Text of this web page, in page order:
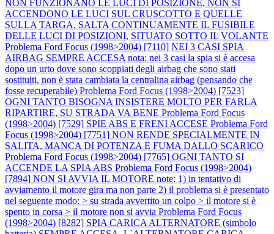
NON FUNZIONANO LE LUCI DI POSIZIONE, NON SI
ACCENDONO LE LUCI SUL CRUSCOTTO E QUELLE
SULLA TARGA. SALTA CONTINUAMENTE IL FUSIBILE
DELLE LUCI DI POSIZIONI, SITUATO SOTTO IL VOLANTE
Problema Ford Focus (1998>2004) [7110] NEI 3 CASI SPIA
AIRBAG SEMPRE ACCESA nota: nei 3 casi la spia si è accesa
dopo un urto dove sono scoppiati degli airbag che sono stati
sostituiti, non è stata cambiata la centralina airbag (pensando che
fosse recuperabile) Problema Ford Focus (1998>2004) [7523]
OGNI TANTO BISOGNA INSISTERE MOLTO PER FARLA
RIPARTIRE, SU STRADA VA BENE Problema Ford Focus
(1998>2004) [7529] SPIE ABS E FRENI ACCESE Problema Ford
Focus (1998>2004) [7751] NON RENDE SPECIALMENTE IN
SALITA, MANCA DI POTENZA E FUMA DALLO SCARICO
Problema Ford Focus (1998>2004) [7765] OGNI TANTO SI
ACCENDE LA SPIA ABS Problema Ford Focus (1998>2004)
[7894] NON SI AVVIA IL MOTORE note: 1) in tentativo di
avviamento il motore gira ma non parte 2) il problema si è presentato
nel seguente modo: > su strada avvertito un colpo > il motore si è
spento in corsa > il motore non si avvia Problema Ford Focus
(1998>2004) [8282] SPIA CARICA ALTERNATORE (simbolo